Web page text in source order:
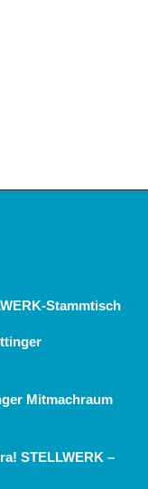
Stammtisch
Mitmachraum
STELLWERK –